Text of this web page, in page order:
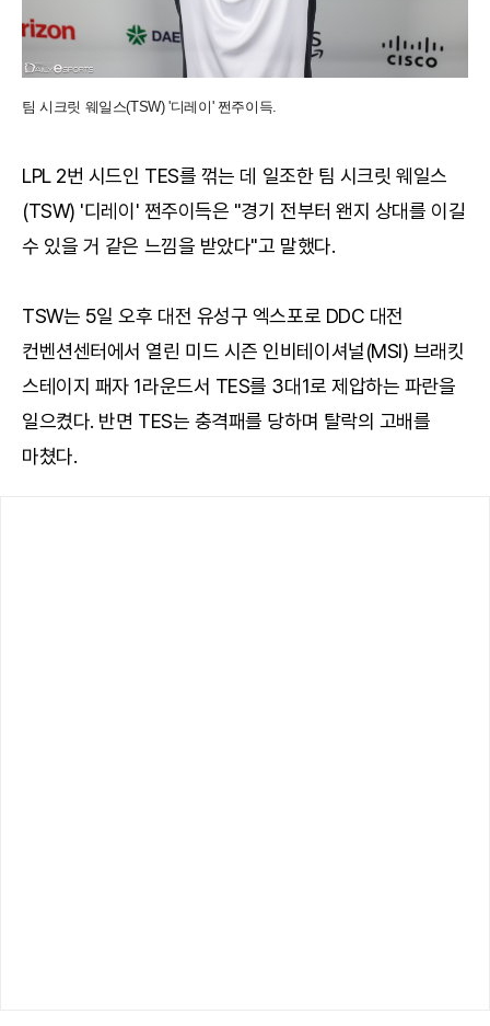
팀 시크릿 웨일스(TSW) '디레이' 쩐주이득.
LPL 2번 시드인 TES를 꺾는 데 일조한 팀 시크릿 웨일스
(TSW) '디레이' 쩐주이득은 "경기 전부터 왠지 상대를 이길
수 있을 거 같은 느낌을 받았다"고 말했다.
TSW는 5일 오후 대전 유성구 엑스포로 DDC 대전
컨벤션센터에서 열린 미드 시즌 인비테이셔널(MSI) 브래킷
스테이지 패자 1라운드서 TES를 3대1로 제압하는 파란을
일으켰다. 반면 TES는 충격패를 당하며 탈락의 고배를
마쳤다.